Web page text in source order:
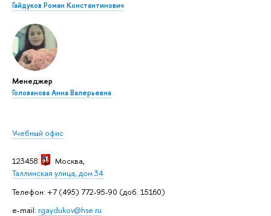
Гайдуков Роман Константинович
Менеджер
Голованова Анна Валерьевна
Учебный офис
123458 Москва,
Таллинская улица, дом 34
Телефон: +7 (495) 772-95-90 (доб. 15160)
e-mail: rgaydukov@hse.ru